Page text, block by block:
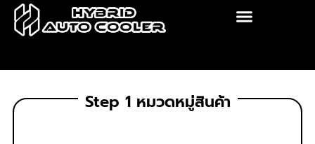
Skip
Step 1 หมวดหมู่สินค้า